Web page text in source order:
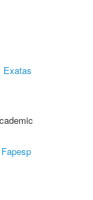
Exatas
Fapesp